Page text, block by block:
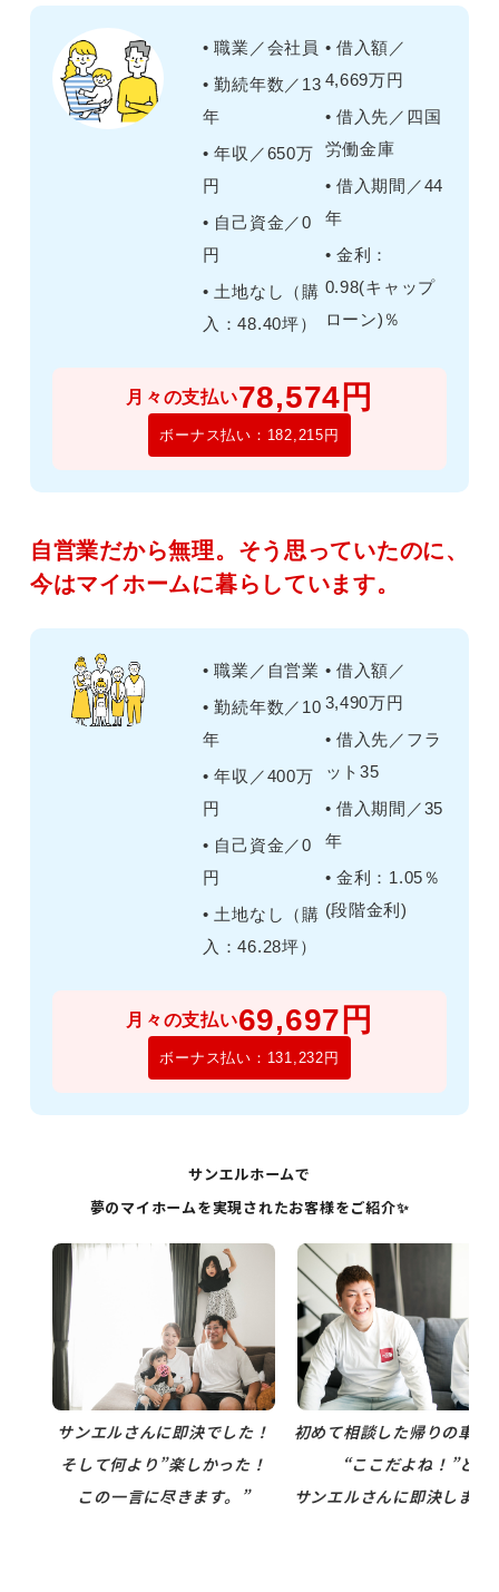
• 職業／会社員
• 勤続年数／13
年
• 年収／650万
円
• 自己資金／0
円
• 土地なし（購
入：48.40坪）
• 借入額／
4,669万円
• 借入先／四国
労働金庫
• 借入期間／44
年
• 金利：
0.98(キャップ
ローン)％
月々の支払い78,574円
ボーナス払い：182,215円
自営業だから無理。そう思っていたのに、
今はマイホームに暮らしています。
• 職業／自営業
• 勤続年数／10
年
• 年収／400万
円
• 自己資金／0
円
• 土地なし（購
入：46.28坪）
• 借入額／
3,490万円
• 借入先／フラ
ット35
• 借入期間／35
年
• 金利：1.05％
(段階金利)
月々の支払い69,697円
ボーナス払い：131,232円
サンエルホームで
夢のマイホームを実現されたお客様をご紹介✨
サンエルさんに即決でした！
そして何より”楽しかった！
この一言に尽きます。”
初めて相談した帰りの車の
“ここだよね！”と
サンエルさんに即決しまし